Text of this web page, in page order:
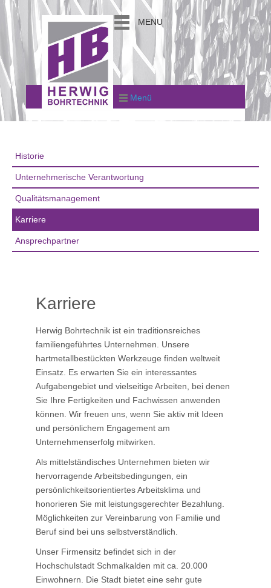
MENU
Menü
Historie
Unternehmerische Verantwortung
Qualitätsmanagement
Karriere
Ansprechpartner
Karriere
Herwig Bohrtechnik ist ein traditionsreiches
familiengeführtes Unternehmen. Unsere
hartmetallbestückten Werkzeuge finden weltweit
Einsatz. Es erwarten Sie ein interessantes
Aufgabengebiet und vielseitige Arbeiten, bei denen
Sie Ihre Fertigkeiten und Fachwissen anwenden
können. Wir freuen uns, wenn Sie aktiv mit Ideen
und persönlichem Engagement am
Unternehmenserfolg mitwirken.
Als mittelständisches Unternehmen bieten wir
hervorragende Arbeitsbedingungen, ein
persönlichkeitsorientiertes Arbeitsklima und
honorieren Sie mit leistungsgerechter Bezahlung.
Möglichkeiten zur Vereinbarung von Familie und
Beruf sind bei uns selbstverständlich.
Unser Firmensitz befindet sich in der
Hochschulstadt Schmalkalden mit ca. 20.000
Einwohnern. Die Stadt bietet eine sehr gute